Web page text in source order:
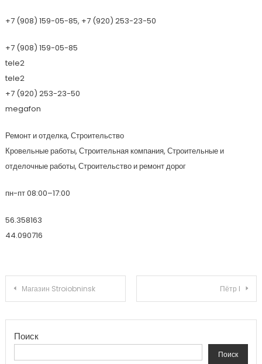
+7 (908) 159-05-85, +7 (920) 253-23-50
+7 (908) 159-05-85
tele2
tele2
+7 (920) 253-23-50
megafon
Ремонт и отделка, Строительство
Кровельные работы, Строительная компания, Строительные и
отделочные работы, Строительство и ремонт дорог
пн-пт 08:00–17:00
56.358163
44.090716
Навигация по записям
Магазин Stroiobninsk Пётр I
Поиск
Поиск